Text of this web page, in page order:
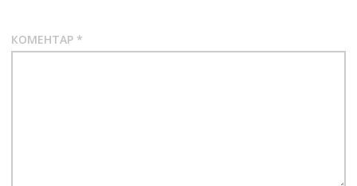
КОМЕНТАР *